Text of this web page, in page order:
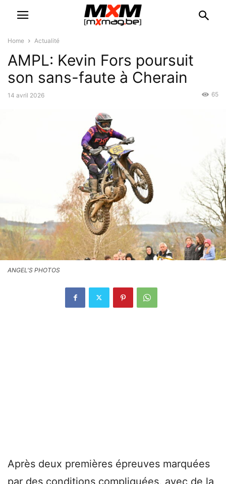
Home Actualité
AMPL: Kevin Fors poursuit
son sans-faute à Cherain
14 avril 2026 65
ANGEL'S PHOTOS
Après deux premières épreuves marquées
par des conditions compliquées, avec de la